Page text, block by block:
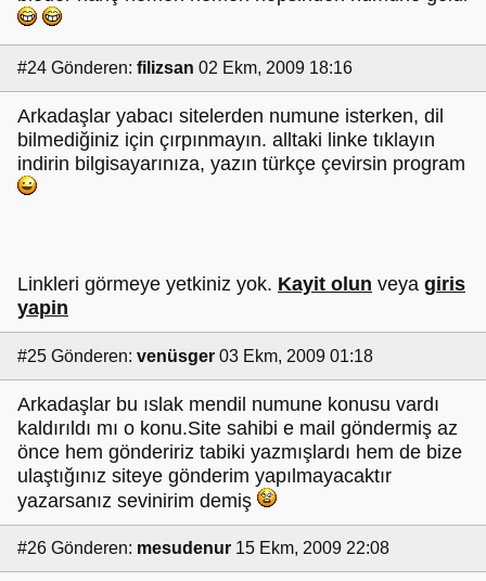
#24 Gönderen: filizsan 02 Ekm, 2009 18:16
Arkadaşlar yabacı sitelerden numune isterken, dil
bilmediğiniz için çırpınmayın. alltaki linke tıklayın
indirin bilgisayarınıza, yazın türkçe çevirsin program
Linkleri görmeye yetkiniz yok. Kayit olun veya giris
yapin
#25 Gönderen: venüsger 03 Ekm, 2009 01:18
Arkadaşlar bu ıslak mendil numune konusu vardı
kaldırıldı mı o konu.Site sahibi e mail göndermiş az
önce hem göndeririz tabiki yazmışlardı hem de bize
ulaştığınız siteye gönderim yapılmayacaktır
yazarsanız sevinirim demiş
#26 Gönderen: mesudenur 15 Ekm, 2009 22:08